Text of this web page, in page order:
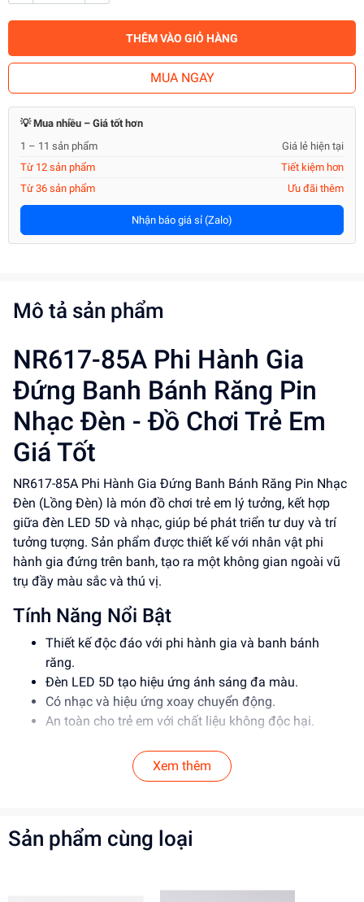
THÊM VÀO GIỎ HÀNG
MUA NGAY
💡 Mua nhiều – Giá tốt hơn
1 – 11 sản phẩm
Giá lẻ hiện tại
Từ 12 sản phẩm
Tiết kiệm hơn
Từ 36 sản phẩm
Ưu đãi thêm
Nhận báo giá sỉ (Zalo)
Mô tả sản phẩm
NR617-85A Phi Hành Gia
Đứng Banh Bánh Răng Pin
Nhạc Đèn - Đồ Chơi Trẻ Em
Giá Tốt
NR617-85A Phi Hành Gia Đứng Banh Bánh Răng Pin Nhạc
Đèn (Lồng Đèn) là món đồ chơi trẻ em lý tưởng, kết hợp
giữa đèn LED 5D và nhạc, giúp bé phát triển tư duy và trí
tưởng tượng. Sản phẩm được thiết kế với nhân vật phi
hành gia đứng trên banh, tạo ra một không gian ngoài vũ
trụ đầy màu sắc và thú vị.
Tính Năng Nổi Bật
Thiết kế độc đáo với phi hành gia và banh bánh
răng.
Đèn LED 5D tạo hiệu ứng ánh sáng đa màu.
Có nhạc và hiệu ứng xoay chuyển động.
An toàn cho trẻ em với chất liệu không độc hại.
Thông Số Sản Phẩm
Item No: NR617-85A
Độ tuổi phù hợp: 3+
Xem thêm
Sản phẩm cùng loại